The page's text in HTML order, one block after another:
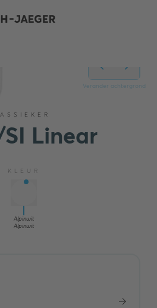
Verander achtergrond
Linear
KLEUR
Alpinwit
Alpinwit